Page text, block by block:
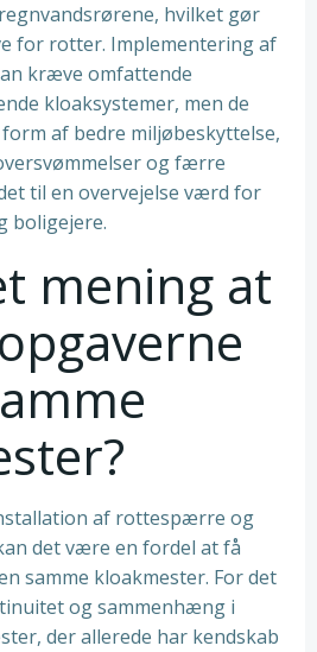
hvilket gør
for rotter. Implementering af
kræve omfattende
kloaksystemer, men de
af bedre miljøbeskyttelse,
og færre
til en overvejelse værd for
boligejere.
mening at
af rottespærre og
det være en fordel at få
samme kloakmester. For det
og sammenhæng i
der allerede har kendskab